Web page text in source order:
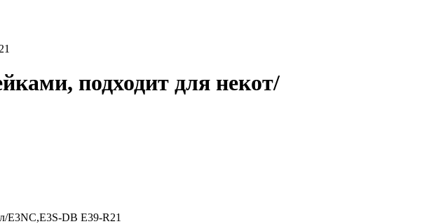
подходит для некот/
E3NC,E3S-DB E39-R21